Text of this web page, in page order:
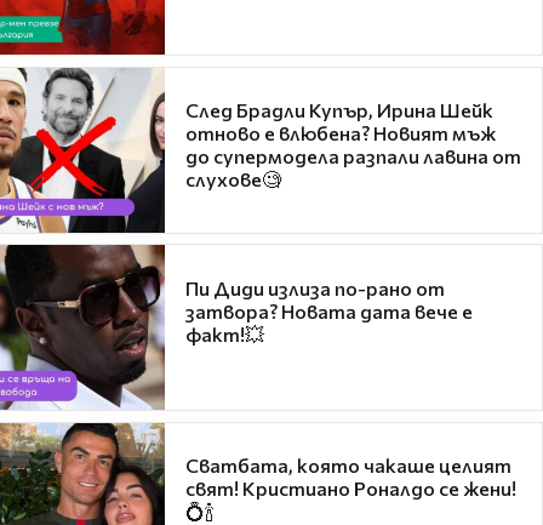
След Брадли Купър, Ирина Шейк
отново е влюбена? Новият мъж
до супермодела разпали лавина от
слухове🧐
Пи Диди излиза по-рано от
затвора? Новата дата вече е
факт!💥
Сватбата, която чакаше целият
свят! Кристиано Роналдо се жени!
💍🍾